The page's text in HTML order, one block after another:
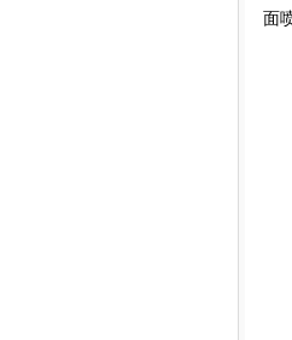
面
2
3
1
2